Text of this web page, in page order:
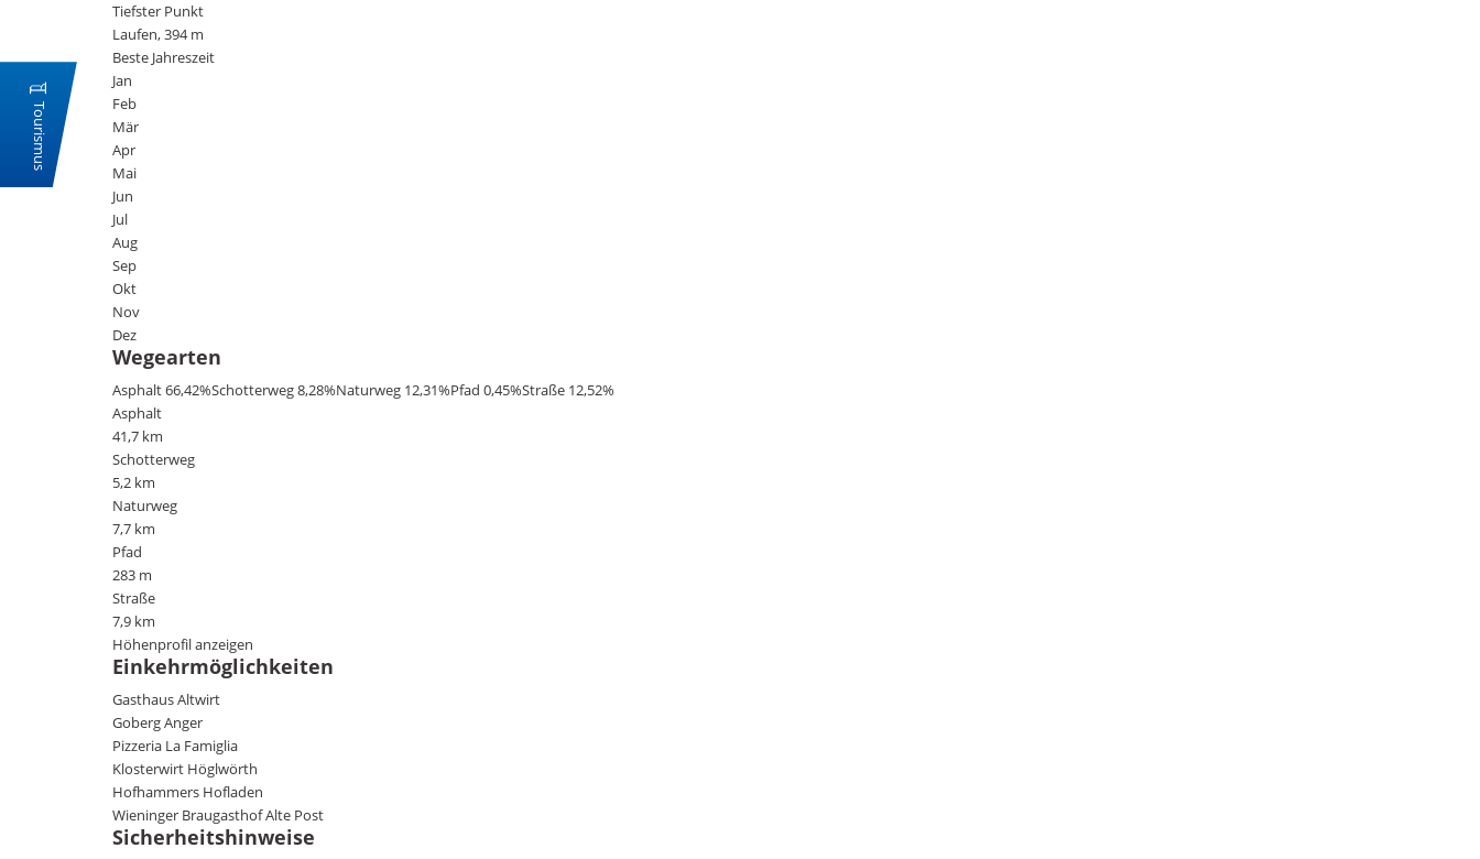
Tiefster Punkt
Laufen, 394 m
Beste Jahreszeit
Jan
Feb
Mär
Apr
Mai
Jun
Jul
Aug
Sep
Okt
Nov
Dez
Wegearten
Asphalt 66,42%Schotterweg 8,28%Naturweg 12,31%Pfad 0,45%Straße 12,52%
Asphalt
41,7 km
Schotterweg
5,2 km
Naturweg
7,7 km
Pfad
283 m
Straße
7,9 km
Höhenprofil anzeigen
Einkehrmöglichkeiten
Gasthaus Altwirt
Goberg Anger
Pizzeria La Famiglia
Klosterwirt Höglwörth
Hofhammers Hofladen
Wieninger Braugasthof Alte Post
Sicherheitshinweise
Tourismus